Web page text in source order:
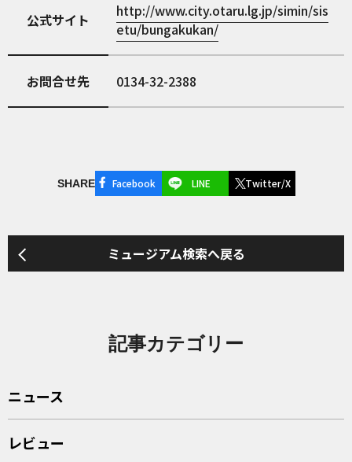
公式サイト
http://www.city.otaru.lg.jp/simin/sis
etu/bungakukan/
お問合せ先 0134-32-2388
SHARE Facebook LINE Twitter/X
ミュージアム検索へ戻る
記事カテゴリー
ニュース
レビュー